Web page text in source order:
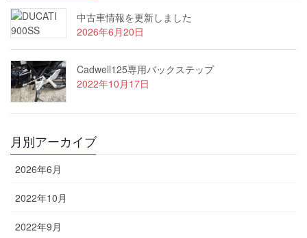
中古車情報を更新しました
2026年6月20日
Cadwell125専用バックステップ
2022年10月17日
月別アーカイブ
2026年6月
2022年10月
2022年9月